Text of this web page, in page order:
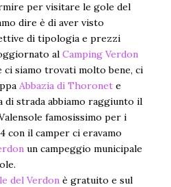
per visitare le gole del
dire è di aver visto
di tipologia e prezzi
al Camping Verdon
ci siamo trovati molto bene, ci
Abbazia di Thoronet e
di strada abbiamo raggiunto il
famosissimo per i
con il camper ci eravamo
un campeggio municipale
del Verdon è gratuito e sul